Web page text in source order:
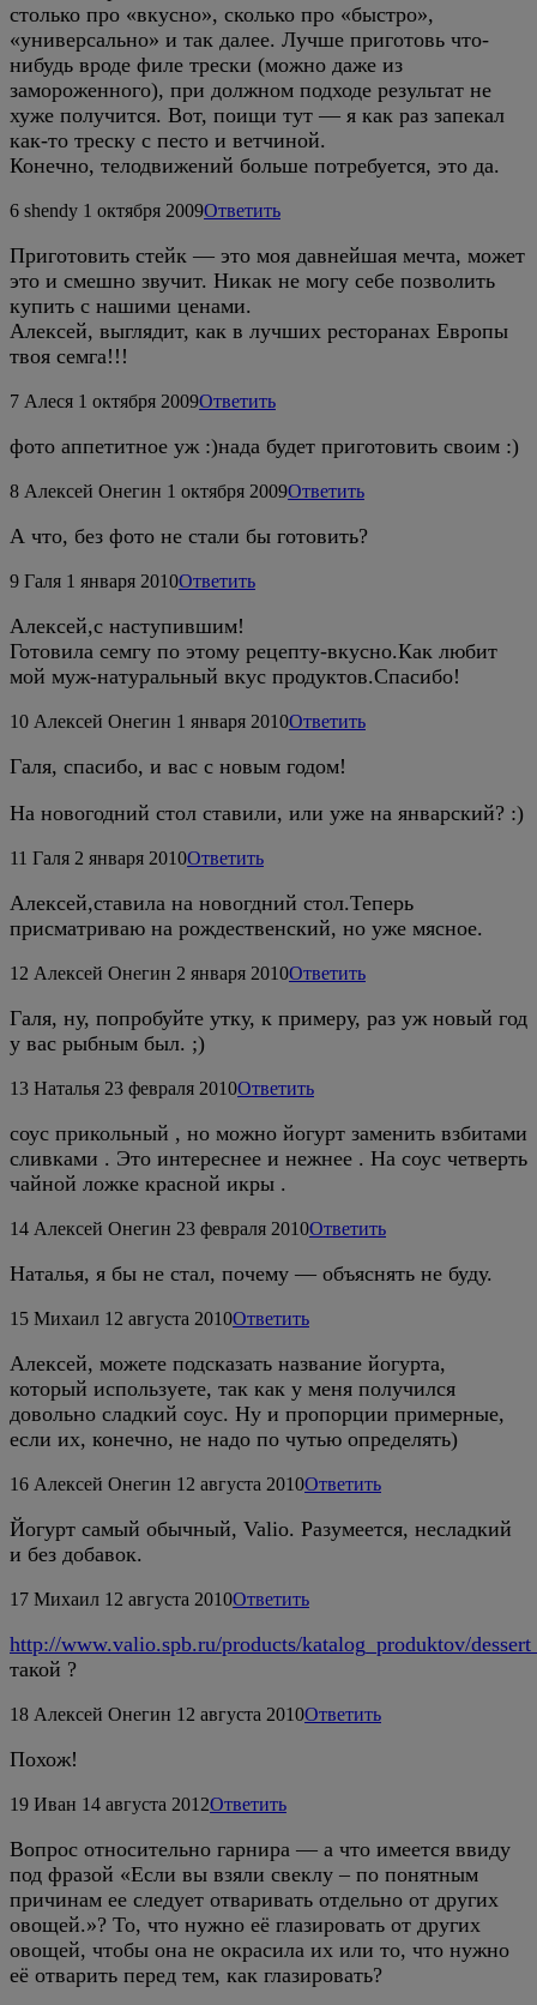
столько про «вкусно», сколько про «быстро»,
«универсально» и так далее. Лучше приготовь что-
нибудь вроде филе трески (можно даже из
замороженного), при должном подходе результат не
хуже получится. Вот, поищи тут — я как раз запекал
как-то треску с песто и ветчиной.
Конечно, телодвижений больше потребуется, это да.
6 shendy 1 октября 2009Ответить
Приготовить стейк — это моя давнейшая мечта, может
это и смешно звучит. Никак не могу себе позволить
купить с нашими ценами.
Алексей, выглядит, как в лучших ресторанах Европы
твоя семга!!!
7 Алеся 1 октября 2009Ответить
фото аппетитное уж :)нада будет приготовить своим :)
8 Алексей Онегин 1 октября 2009Ответить
А что, без фото не стали бы готовить?
9 Галя 1 января 2010Ответить
Алексей,с наступившим!
Готовила семгу по этому рецепту-вкусно.Как любит
мой муж-натуральный вкус продуктов.Спасибо!
10 Алексей Онегин 1 января 2010Ответить
Галя, спасибо, и вас с новым годом!
На новогодний стол ставили, или уже на январский? :)
11 Галя 2 января 2010Ответить
Алексей,ставила на новогдний стол.Теперь
присматриваю на рождественский, но уже мясное.
12 Алексей Онегин 2 января 2010Ответить
Галя, ну, попробуйте утку, к примеру, раз уж новый год
у вас рыбным был. ;)
13 Наталья 23 февраля 2010Ответить
соус прикольный , но можно йогурт заменить взбитами
сливками . Это интереснее и нежнее . На соус четверть
чайной ложке красной икры .
14 Алексей Онегин 23 февраля 2010Ответить
Наталья, я бы не стал, почему — объяснять не буду.
15 Михаил 12 августа 2010Ответить
Алексей, можете подсказать название йогурта,
который используете, так как у меня получился
довольно сладкий соус. Ну и пропорции примерные,
если их, конечно, не надо по чутью определять)
16 Алексей Онегин 12 августа 2010Ответить
Йогурт самый обычный, Valio. Разумеется, несладкий
и без добавок.
17 Михаил 12 августа 2010Ответить
http://www.valio.spb.ru/products/katalog_produktov/
такой ?
18 Алексей Онегин 12 августа 2010Ответить
Похож!
19 Иван 14 августа 2012Ответить
Вопрос относительно гарнира — а что имеется ввиду
под фразой «Если вы взяли свеклу – по понятным
причинам ее следует отваривать отдельно от других
овощей.»? То, что нужно её глазировать от других
овощей, чтобы она не окрасила их или то, что нужно
её отварить перед тем, как глазировать?